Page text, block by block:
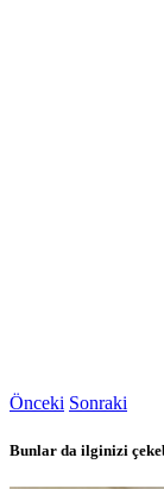
Önceki Sonraki
Bunlar da ilginizi